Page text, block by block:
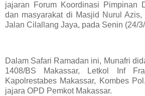
jajaran Forum Koordinasi Pimpinan
dan masyarakat di Masjid Nurul Azis,
Jalan Cilallang Jaya, pada Senin (24/
Dalam Safari Ramadan ini, Munafri
1408/BS Makassar, Letkol Inf
Kapolrestabes Makassar, Kombes
jajara OPD Pemkot Makassar.